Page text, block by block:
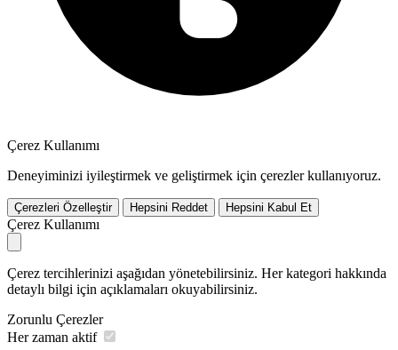
Çerez Kullanımı
Deneyiminizi iyileştirmek ve geliştirmek için çerezler kullanıyoruz.
Çerezleri Özelleştir Hepsini Reddet Hepsini Kabul Et
Çerez Kullanımı
Çerez tercihlerinizi aşağıdan yönetebilirsiniz. Her kategori hakkında
detaylı bilgi için açıklamaları okuyabilirsiniz.
Zorunlu Çerezler
Her zaman aktif